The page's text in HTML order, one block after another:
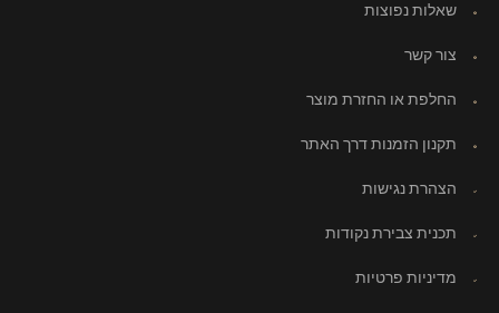
שאלות נפוצות
צור קשר
החלפת או החזרת מוצר
תקנון הזמנות דרך האתר
הצהרת נגישות
תכנית צבירת נקודות
מדיניות פרטיות